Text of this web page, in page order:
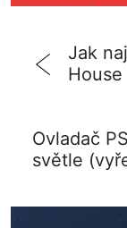
Jak
Ovladač
světle